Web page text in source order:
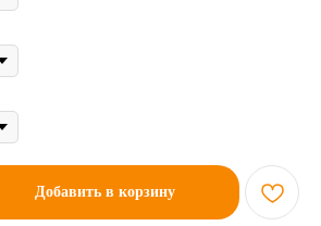
Добавить в корзину